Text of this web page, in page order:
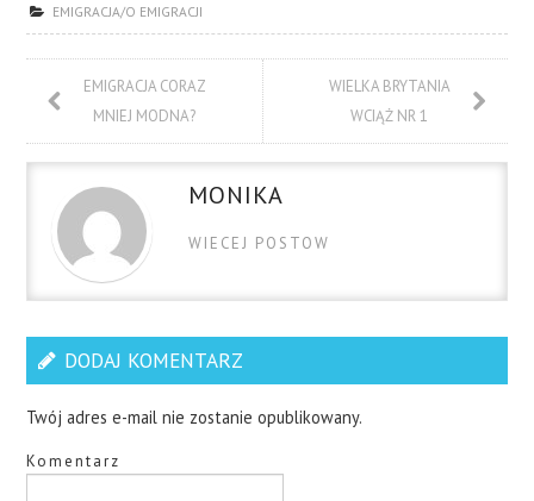
EMIGRACJA/O EMIGRACJI
EMIGRACJA CORAZ
MNIEJ MODNA?
WIELKA BRYTANIA
WCIĄŻ NR 1
MONIKA
WIECEJ POSTOW
DODAJ KOMENTARZ
Twój adres e-mail nie zostanie opublikowany.
Komentarz